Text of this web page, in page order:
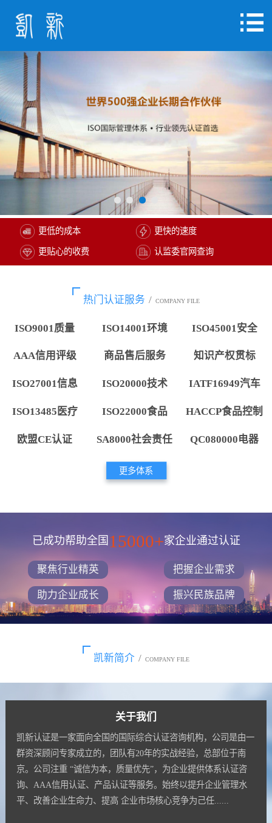
更低的成本 更快的速度
更贴心的收费 认监委官网查询
热门认证服务 / COMPANY FILE
ISO9001质量 ISO14001环境 ISO45001安全
AAA信用评级 商品售后服务 知识产权贯标
ISO27001信息 ISO20000技术 IATF16949汽车
ISO13485医疗 ISO22000食品 HACCP食品控制
欧盟CE认证 SA8000社会责任 QC080000电器
更多体系
已成功帮助全国 15000+家企业通过认证
聚焦行业精英 把握企业需求
助力企业成长 振兴民族品牌
凯新简介 / COMPANY FILE
关于我们
凯新认证是一家面向全国的国际综合认证咨询机构，公司是由一
群资深顾问专家成立的，团队有20年的实战经验，总部位于南
京。公司注重 “诚信为本，质量优先”，为企业提供体系认证咨
询、AAA信用认证、产品认证等服务。始终以提升企业管理水
平、改善企业生命力、提高 企业市场核心竞争为己任......